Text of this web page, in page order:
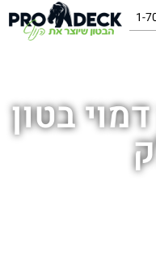
1-
בטון